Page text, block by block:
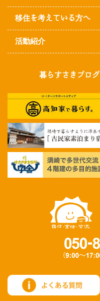
移住を考えている方へ
活動紹介
暮らすさきブログ